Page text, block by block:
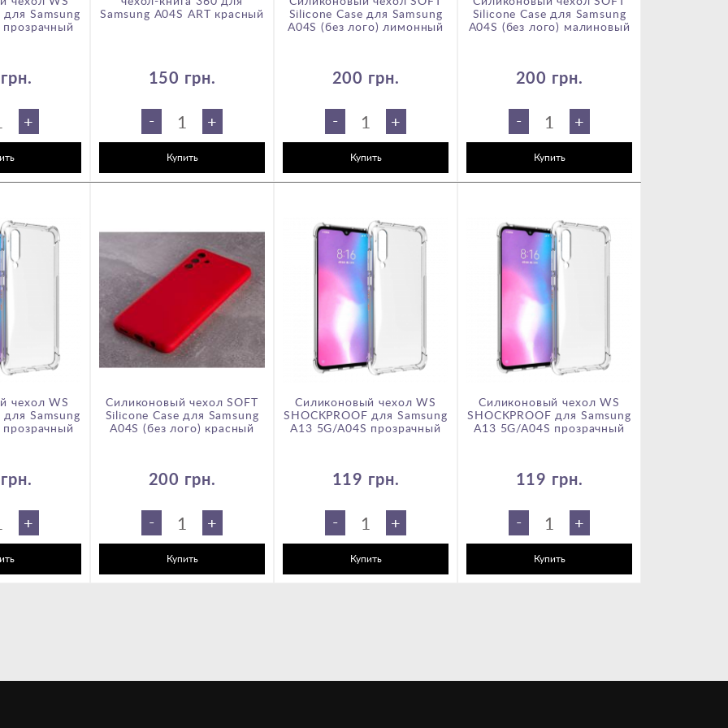
для Samsung
+
Samsung A04S ART красный
150 грн.
-
+
Купить
Silicone Case для Samsung
A04S (без лого) лимонный
200 грн.
-
+
Купить
Silicone Case для Samsung
A04S (без лого) малиновый
200 грн.
-
+
Купить
чехол WS
для Samsung
+
Силиконовый чехол SOFT
Silicone Case для Samsung
A04S (без лого) красный
200 грн.
-
+
Купить
Силиконовый чехол WS
SHOCKPROOF для Samsung
A13 5G/A04S прозрачный
119 грн.
-
+
Купить
Силиконовый чехол WS
SHOCKPROOF для Samsung
A13 5G/A04S прозрачный
119 грн.
-
+
Купить